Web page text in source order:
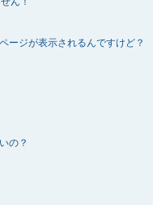
ージが表示されるんですけど？
の？